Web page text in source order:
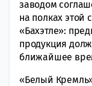
заводом
на полках этой
«Бахэтле»:
продукция
ближайшее
«Белый